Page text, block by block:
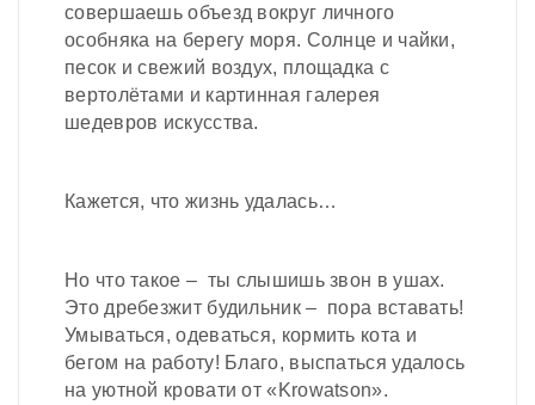
совершаешь объезд вокруг личного
особняка на берегу моря. Солнце и чайки,
песок и свежий воздух, площадка с
вертолётами и картинная галерея
шедевров искусства.
Кажется, что жизнь удалась…
Но что такое – ты слышишь звон в ушах.
Это дребезжит будильник – пора вставать!
Умываться, одеваться, кормить кота и
бегом на работу! Благо, выспаться удалось
на уютной кровати от «Krowatson».